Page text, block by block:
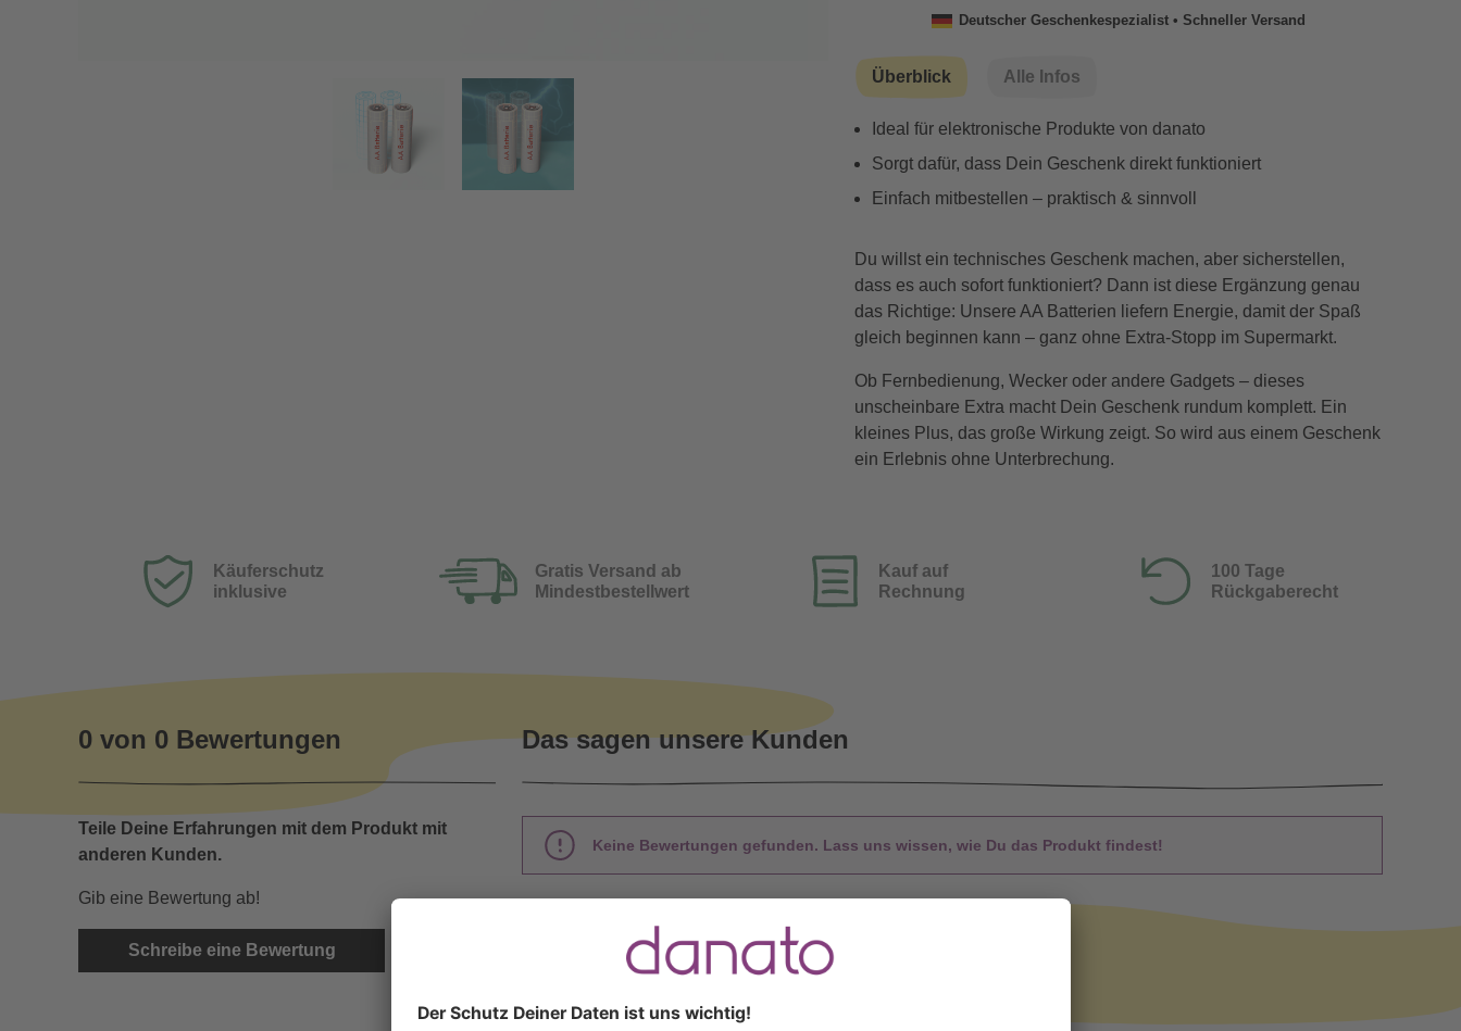
Deutscher Geschenkespezialist • Schneller Versand
Überblick Alle Infos
Ideal für elektronische Produkte von danato
Sorgt dafür, dass Dein Geschenk direkt funktioniert
Einfach mitbestellen – praktisch & sinnvoll
Du willst ein technisches Geschenk machen, aber sicherstellen,
dass es auch sofort funktioniert? Dann ist diese Ergänzung genau
das Richtige: Unsere AA Batterien liefern Energie, damit der Spaß
gleich beginnen kann – ganz ohne Extra-Stopp im Supermarkt.
Ob Fernbedienung, Wecker oder andere Gadgets – dieses
unscheinbare Extra macht Dein Geschenk rundum komplett. Ein
kleines Plus, das große Wirkung zeigt. So wird aus einem Geschenk
ein Erlebnis ohne Unterbrechung.
Käuferschutz
inklusive
Gratis Versand ab
Mindestbestellwert
Kauf auf
Rechnung
100 Tage
Rückgaberecht
0 von 0 Bewertungen
Teile Deine Erfahrungen mit dem Produkt mit
anderen Kunden.
Gib eine Bewertung ab!
Schreibe eine Bewertung
Das sagen unsere Kunden
Keine Bewertungen gefunden. Lass uns wissen, wie Du das Produkt findest!